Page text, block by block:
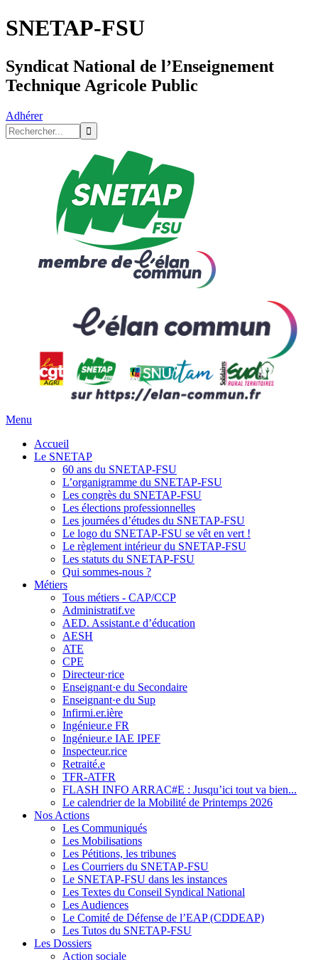
SNETAP-FSU
Syndicat National de l’Enseignement
Technique Agricole Public
Adhérer
Menu
Accueil
Le SNETAP
60 ans du SNETAP-FSU
L’organigramme du SNETAP-FSU
Les congrès du SNETAP-FSU
Les élections professionnelles
Les journées d’études du SNETAP-FSU
Le logo du SNETAP-FSU se vêt en vert !
Le règlement intérieur du SNETAP-FSU
Les statuts du SNETAP-FSU
Qui sommes-nous ?
Métiers
Tous métiers - CAP/CCP
Administratif.ve
AED. Assistant.e d’éducation
AESH
ATE
CPE
Directeur·rice
Enseignant·e du Secondaire
Enseignant·e du Sup
Infirmi.er.ière
Ingénieur.e FR
Ingénieur.e IAE IPEF
Inspecteur.rice
Retraité.e
TFR-ATFR
FLASH INFO ARRAC#E : Jusqu’ici tout va bien...
Le calendrier de la Mobilité de Printemps 2026
Nos Actions
Les Communiqués
Les Mobilisations
Les Pétitions, les tribunes
Les Courriers du SNETAP-FSU
Le SNETAP-FSU dans les instances
Les Textes du Conseil Syndical National
Les Audiences
Le Comité de Défense de l’EAP (CDDEAP)
Les Tutos du SNETAP-FSU
Les Dossiers
Action sociale